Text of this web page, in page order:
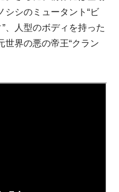
シシのミュータント“ビ
、人型のボディを持った
世界の悪の帝王“クラン